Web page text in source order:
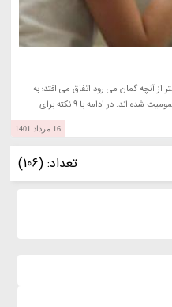
آنچه گمان می رود اتفاق می افتد؛ به
طوری که اغلب افراد حداقل یک بار دچار این مسمومیت شده اند. در ادامه با 9 نکته برای
16 مرداد 1401
تعداد: (106)